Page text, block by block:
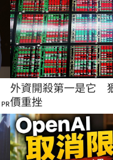
PR
外資開殺第一是它　
價重挫